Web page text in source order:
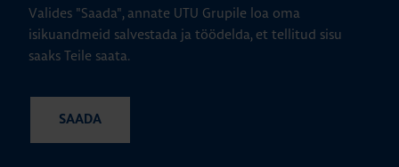
Valides "Saada", annate UTU Grupile loa oma
isikuandmeid salvestada ja töödelda, et tellitud sisu
saaks Teile saata.